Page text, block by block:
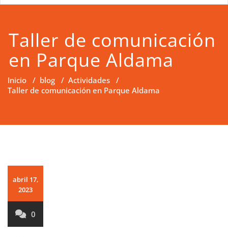
Taller de comunicación
en Parque Aldama
Inicio / blog / Actividades /
Taller de comunicación en Parque Aldama
abril 17,
2023
0